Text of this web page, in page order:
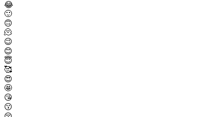
😂
🙂
🙃
🫠
😉
😊
😇
🥰
😍
🤩
😘
😗